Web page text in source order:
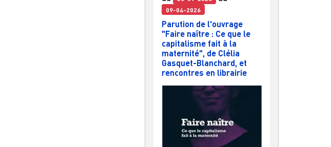
09-04-2026
Parution de l'ouvrage
"Faire naître : Ce que le
capitalisme fait à la
maternité", de Clélia
Gasquet-Blanchard, et
rencontres en librairie